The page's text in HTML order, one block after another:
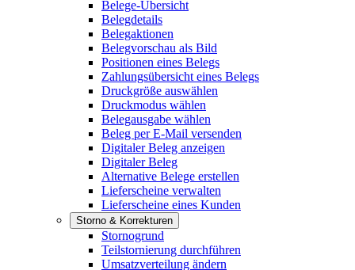
Belege-Übersicht
Belegdetails
Belegaktionen
Belegvorschau als Bild
Positionen eines Belegs
Zahlungsübersicht eines Belegs
Druckgröße auswählen
Druckmodus wählen
Belegausgabe wählen
Beleg per E-Mail versenden
Digitaler Beleg anzeigen
Digitaler Beleg
Alternative Belege erstellen
Lieferscheine verwalten
Lieferscheine eines Kunden
Storno & Korrekturen
Stornogrund
Teilstornierung durchführen
Umsatzverteilung ändern